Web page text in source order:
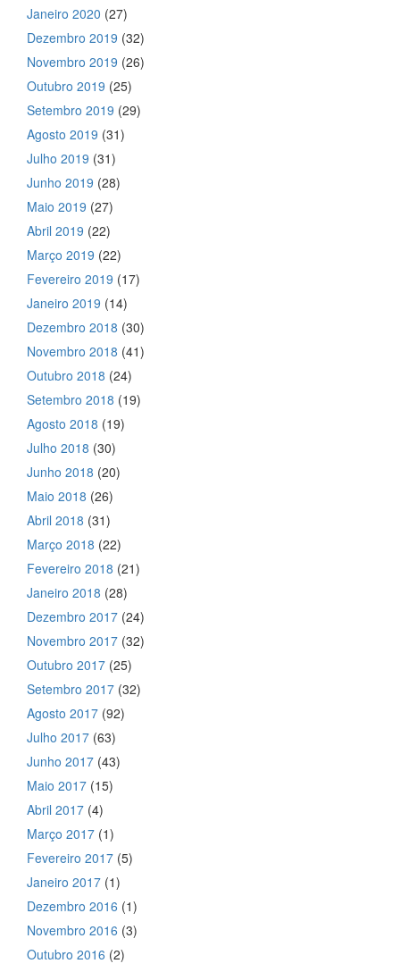
Janeiro 2020 (27)
Dezembro 2019 (32)
Novembro 2019 (26)
Outubro 2019 (25)
Setembro 2019 (29)
Agosto 2019 (31)
Julho 2019 (31)
Junho 2019 (28)
Maio 2019 (27)
Abril 2019 (22)
Março 2019 (22)
Fevereiro 2019 (17)
Janeiro 2019 (14)
Dezembro 2018 (30)
Novembro 2018 (41)
Outubro 2018 (24)
Setembro 2018 (19)
Agosto 2018 (19)
Julho 2018 (30)
Junho 2018 (20)
Maio 2018 (26)
Abril 2018 (31)
Março 2018 (22)
Fevereiro 2018 (21)
Janeiro 2018 (28)
Dezembro 2017 (24)
Novembro 2017 (32)
Outubro 2017 (25)
Setembro 2017 (32)
Agosto 2017 (92)
Julho 2017 (63)
Junho 2017 (43)
Maio 2017 (15)
Abril 2017 (4)
Março 2017 (1)
Fevereiro 2017 (5)
Janeiro 2017 (1)
Dezembro 2016 (1)
Novembro 2016 (3)
Outubro 2016 (2)